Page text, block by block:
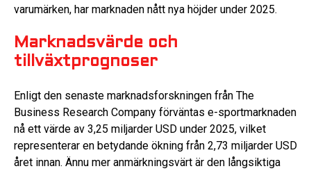
varumärken, har marknaden nått nya höjder under 2025.
Marknadsvärde och
tillväxtprognoser
Enligt den senaste marknadsforskningen från The
Business Research Company förväntas e-sportmarknaden
nå ett värde av 3,25 miljarder USD under 2025, vilket
representerar en betydande ökning från 2,73 miljarder USD
året innan. Ännu mer anmärkningsvärt är den långsiktiga